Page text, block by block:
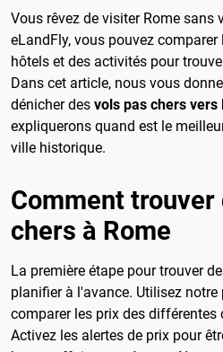
Vous rêvez de visiter Rome sans
eLandFly, vous pouvez comparer
hôtels et des activités pour
Dans cet article, nous vous
dénicher des vols pas chers vers
expliquerons quand est le
ville historique.
Comment trouver
chers à Rome
La première étape pour trouver
planifier à l'avance. Utilisez
comparer les prix des différentes
Activez les alertes de prix pour